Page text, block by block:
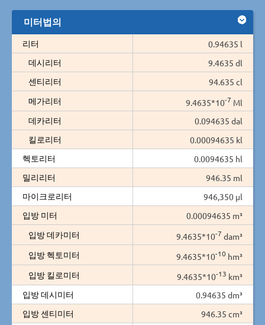
미터법의
리터
0.94635 l
데시리터
9.4635 dl
센티리터
94.635 cl
메가리터
9.4635*10-7 Ml
데카리터
0.094635 dal
킬로리터
0.00094635 kl
헥토리터
0.0094635 hl
밀리리터
946.35 ml
마이크로리터
946,350 µl
입방 미터
0.00094635 m³
입방 데카미터
9.4635*10-7 dam³
입방 헥토미터
9.4635*10-10 hm³
입방 킬로미터
9.4635*10-13 km³
입방 데시미터
0.94635 dm³
입방 센티미터
946.35 cm³